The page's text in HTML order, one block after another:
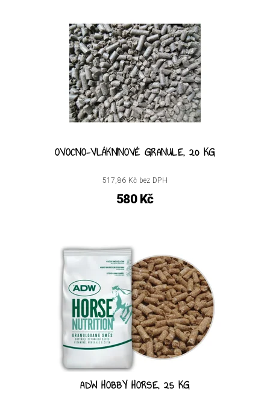
OVOCNO-VLÁKNINOVÉ GRANULE, 20 KG
517,86 Kč bez DPH
580 Kč
ADW HOBBY HORSE, 25 KG